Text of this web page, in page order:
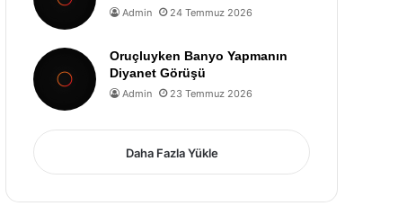
Admin 24 Temmuz 2026
Oruçluyken Banyo Yapmanın
Diyanet Görüşü
Admin 23 Temmuz 2026
Daha Fazla Yükle